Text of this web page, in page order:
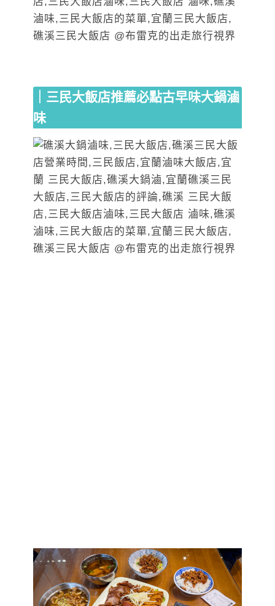
｜三民大飯店推薦必點古早味大鍋滷
味